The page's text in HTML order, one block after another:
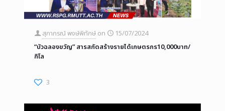
สุภาภรณ์ พงษ์พิทักษ์ on
15/07/2024
“บัวฉลองขวัญ” สารสกัดสร้างรายได้เกษตรกร10,000บาท/
กิโล
3